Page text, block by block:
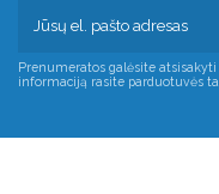
Prenumeratos galėsite
informaciją rasite parduotuvės